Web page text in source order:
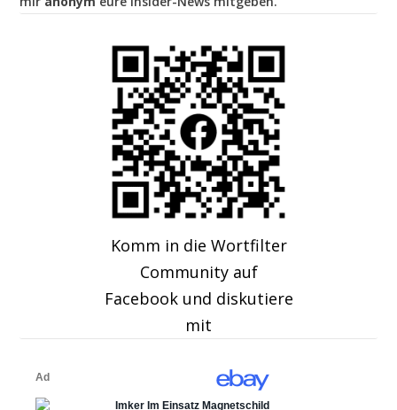
Komm in die Wortfilter
Community auf
Facebook und diskutiere
mit